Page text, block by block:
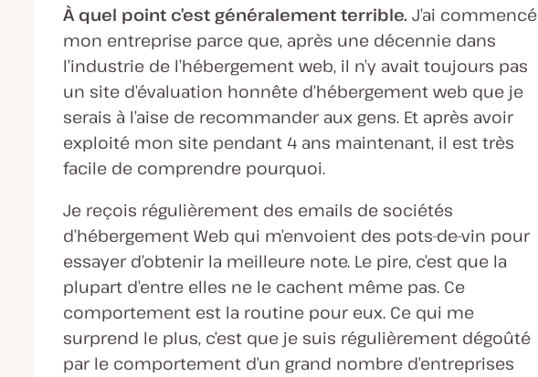
À quel point c’est généralement terrible. J’ai commencé
mon entreprise parce que, après une décennie dans
l’industrie de l’hébergement web, il n’y avait toujours pas
un site d’évaluation honnête d’hébergement web que je
serais à l’aise de recommander aux gens. Et après avoir
exploité mon site pendant 4 ans maintenant, il est très
facile de comprendre pourquoi.
Je reçois régulièrement des emails de sociétés
d’hébergement Web qui m’envoient des pots-de-vin pour
essayer d’obtenir la meilleure note. Le pire, c’est que la
plupart d’entre elles ne le cachent même pas. Ce
comportement est la routine pour eux. Ce qui me
surprend le plus, c’est que je suis régulièrement dégoûté
par le comportement d’un grand nombre d’entreprises